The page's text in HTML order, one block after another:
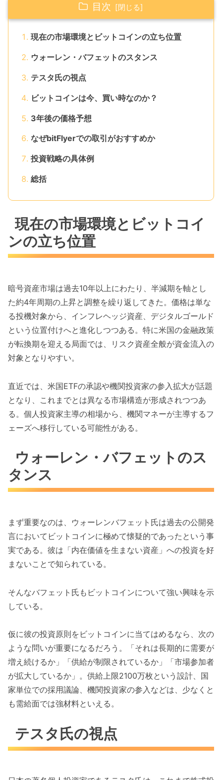
目次
現在の市場環境とビットコインの立ち位置
ウォーレン・バフェットのスタンス
テスタ氏の視点
ビットコインは今、買い時なのか？
3年後の価格予想
なぜbitFlyerでの取引がおすすめか
投資戦略の具体例
総括
現在の市場環境とビットコイ
ンの立ち位置
暗号資産市場は過去10年以上にわたり、半減期を軸とし
た約4年周期の上昇と調整を繰り返してきた。価格は単な
る投機対象から、インフレヘッジ資産、デジタルゴールド
という位置付けへと進化しつつある。特に米国の金融政策
が転換期を迎える局面では、リスク資産全般が資金流入の
対象となりやすい。
直近では、米国ETFの承認や機関投資家の参入拡大が話題
となり、これまでとは異なる市場構造が形成されつつあ
る。個人投資家主導の相場から、機関マネーが主導するフ
ェーズへ移行している可能性がある。
ウォーレン・バフェットのス
タンス
まず重要なのは、ウォーレンバフェット氏は過去の公開発
言においてビットコインに極めて懐疑的であったという事
実である。彼は「内在価値を生まない資産」への投資を好
まないことで知られている。
そんなバフェット氏もビットコインについて強い興味を示
している。
仮に彼の投資原則をビットコインに当てはめるなら、次の
ような問いが重要になるだろう。「それは長期的に需要が
増え続けるか」「供給が制限されているか」「市場参加者
が拡大しているか」。供給上限2100万枚という設計、国
家単位での採用議論、機関投資家の参入などは、少なくと
も需給面では強材料といえる。
テスタ氏の視点